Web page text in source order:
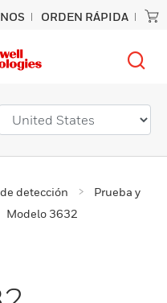
ORDEN RÁPIDA
detección
Prueba y
Modelo 3632